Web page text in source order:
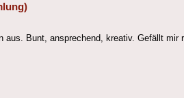
Bunt, ansprechend, kreativ. Gefällt